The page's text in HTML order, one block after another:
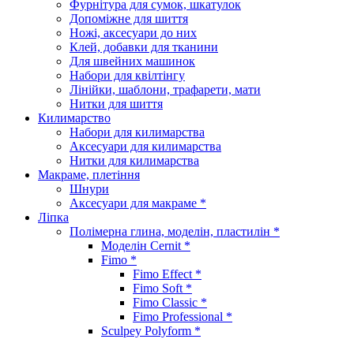
Фурнітура для сумок, шкатулок
Допоміжне для шиття
Ножі, аксесуари до них
Клей, добавки для тканини
Для швейних машинок
Набори для квілтінгу
Лінійки, шаблони, трафарети, мати
Нитки для шиття
Килимарство
Набори для килимарства
Аксесуари для килимарства
Нитки для килимарства
Макраме, плетіння
Шнури
Аксесуари для макраме *
Ліпка
Полімерна глина, моделін, пластилін *
Моделін Cernit *
Fimo *
Fimo Effect *
Fimo Soft *
Fimo Classic *
Fimo Professional *
Sculpey Polyform *